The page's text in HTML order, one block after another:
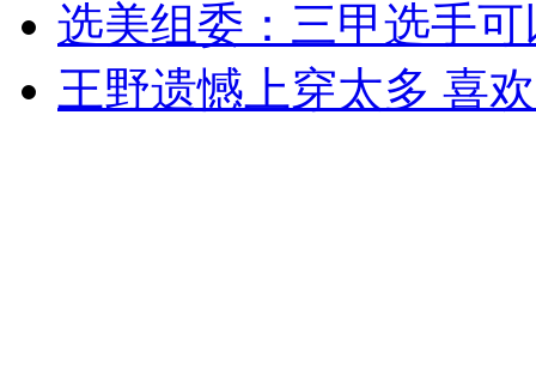
外交部：反对强权政治霸凌主义
外交部：有关国家言论片面不公正
选美组委：三甲选手
王野遗憾上穿太多 喜